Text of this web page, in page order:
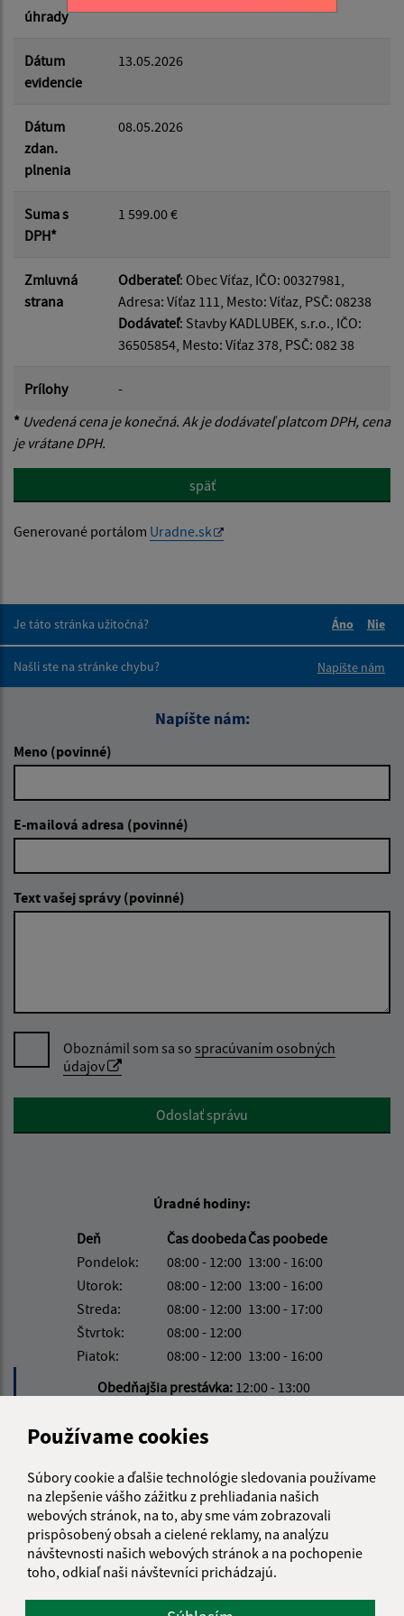
Používame cookies
Súbory cookie a ďalšie technológie sledovania používame
na zlepšenie vášho zážitku z prehliadania našich
webových stránok, na to, aby sme vám zobrazovali
prispôsobený obsah a cielené reklamy, na analýzu
návštevnosti našich webových stránok a na pochopenie
toho, odkiaľ naši návštevníci prichádzajú.
úhrady
Dátum
evidencie
13.05.2026
Dátum
zdan.
plnenia
08.05.2026
Suma s
DPH*
1 599.00 €
Zmluvná
strana
Odberateľ: Obec Víťaz, IČO: 00327981,
Adresa: Víťaz 111, Mesto: Víťaz, PSČ: 08238
Dodávateľ: Stavby KADLUBEK, s.r.o., IČO:
36505854, Mesto: Víťaz 378, PSČ: 082 38
Prílohy
-
* Uvedená cena je konečná. Ak je dodávateľ platcom DPH, cena
je vrátane DPH.
späť
Generované portálom Uradne.sk
Je táto stránka užitočná?
Áno
Nie
Našli ste na stránke chybu?
Napíšte nám
Napíšte nám:
Meno (povinné)
E-mailová adresa (povinné)
Text vašej správy (povinné)
Oboznámil som sa so spracúvaním osobných
údajov
Google reCaptcha ResponseOdoslať správu
Úradné hodiny:
Deň
Čas doobedaČas poobede
Pondelok:
08:00 - 12:00 13:00 - 16:00
Utorok:
08:00 - 12:00 13:00 - 16:00
Streda:
08:00 - 12:00 13:00 - 17:00
Štvrtok:
08:00 - 12:00
Piatok:
08:00 - 12:00 13:00 - 16:00
Obedňajšia prestávka: 12:00 - 13:00
Kontakt:
Obecný úrad Víťaz
Víťaz č. 111
082 38 Víťaz
info@obecvitaz.sk
+421 51 7911 306